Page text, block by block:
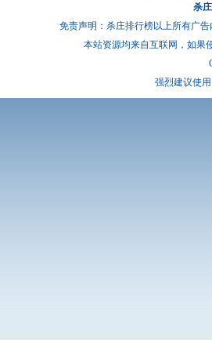
杀
免责声明：杀庄排行榜以上所有广
本站资源均来自互联网，如果
强烈建议使